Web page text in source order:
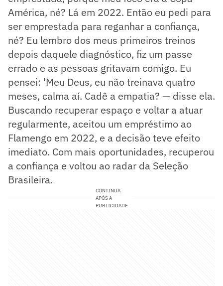
América, né? Lá em 2022. Então eu pedi para
ser emprestada para reganhar a confiança,
né? Eu lembro dos meus primeiros treinos
depois daquele diagnóstico, fiz um passe
errado e as pessoas gritavam comigo. Eu
pensei: 'Meu Deus, eu não treinava quatro
meses, calma aí. Cadê a empatia? — disse ela.
Buscando recuperar espaço e voltar a atuar
regularmente, aceitou um empréstimo ao
Flamengo em 2022, e a decisão teve efeito
imediato. Com mais oportunidades, recuperou
a confiança e voltou ao radar da Seleção
Brasileira.
CONTINUA
APÓS A
PUBLICIDADE